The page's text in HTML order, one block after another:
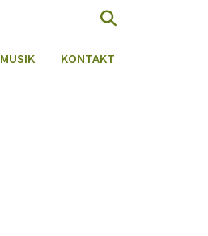
MUSIK KONTAKT